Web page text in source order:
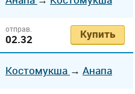
отправ.
02.32 Купить
Костомукша → Анапа